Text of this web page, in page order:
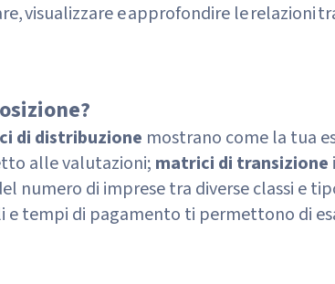
visualizzare e approfondire le relazioni
di distribuzione mostrano come la tua
alle valutazioni; matrici di transizione
numero di imprese tra diverse classi e
e tempi di pagamento ti permettono di